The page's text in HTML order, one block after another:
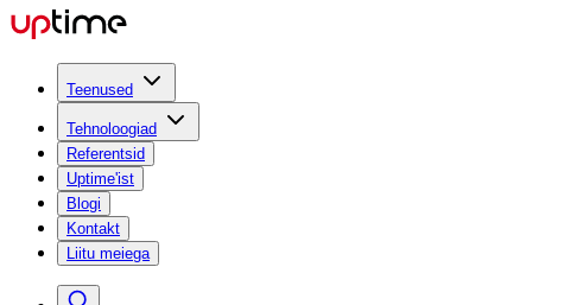
Teenused
Tehnoloogiad
Referentsid
Uptime'ist
Blogi
Kontakt
Liitu meiega